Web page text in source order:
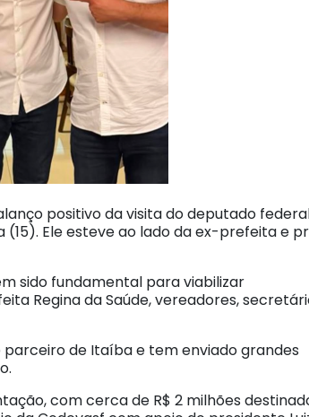
positivo da visita do deputado
Ele esteve ao lado da ex-prefeita e
sido fundamental para viabilizar
Regina da Saúde, vereadores,
parceiro de Itaíba e tem enviado grandes
com cerca de R$ 2 milhões